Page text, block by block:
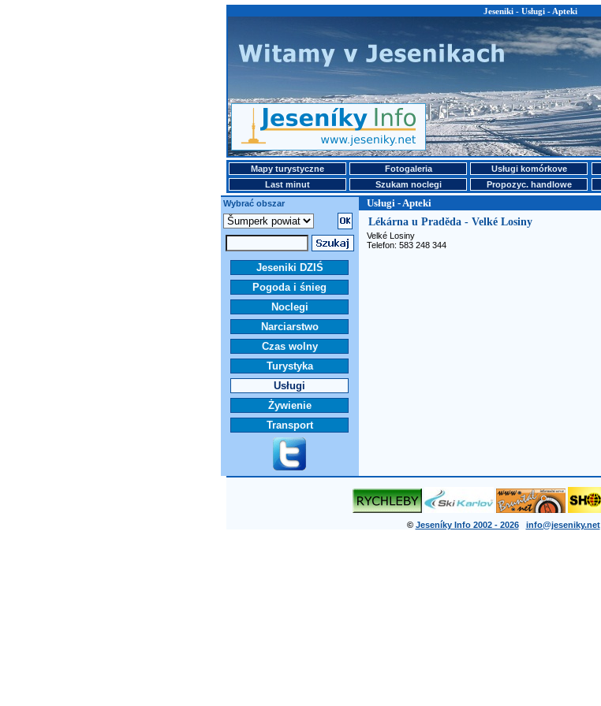
Jeseniki - Usługi - Apteki
Mapy turystyczne Fotogaleria Usługi komórkove
Last minut
Szukam noclegi Propozyc. handlowe
Wybrać obszar
Usługi - Apteki
Jeseniki DZIŚ
Pogoda i śnieg
Noclegi
Narciarstwo
Czas wolny
Turystyka
Usługi
Żywienie
Transport
Lékárna u Praděda - Velké Losiny
Velké Losiny
Telefon: 583 248 344
© Jeseníky Info 2002 - 2026 info@jeseniky.net